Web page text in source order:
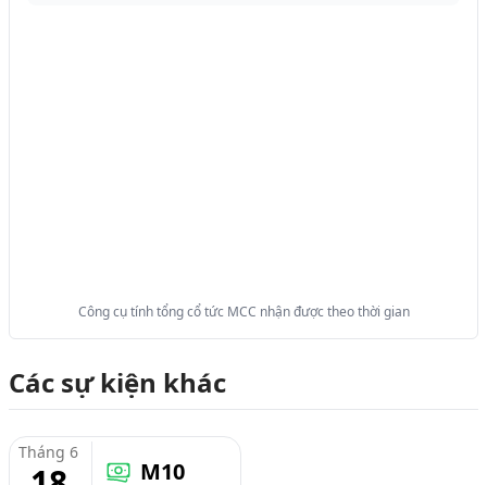
Công cụ tính tổng cổ tức MCC nhận được theo thời gian
Các sự kiện khác
Tháng 6
M10